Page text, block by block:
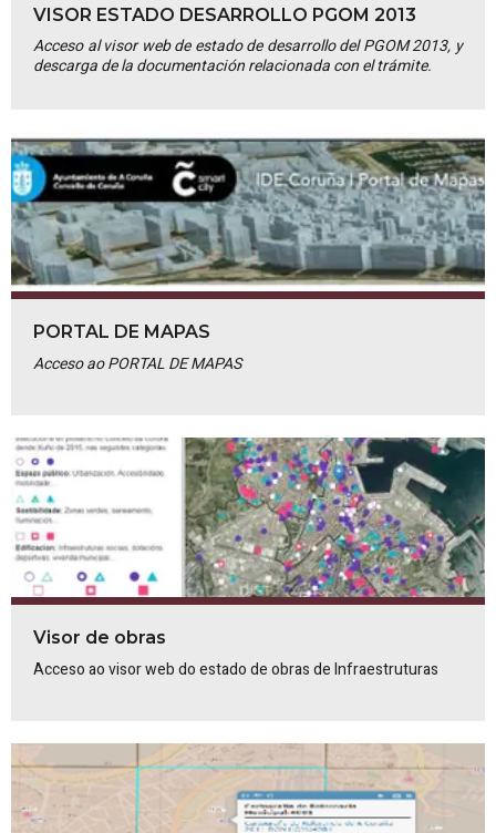
VISOR ESTADO DESARROLLO PGOM 2013
Acceso al visor web de estado de desarrollo del PGOM 2013, y
descarga de la documentación relacionada con el trámite.
PORTAL DE MAPAS
Acceso ao PORTAL DE MAPAS
Visor de obras
Acceso ao visor web do estado de obras de Infraestruturas